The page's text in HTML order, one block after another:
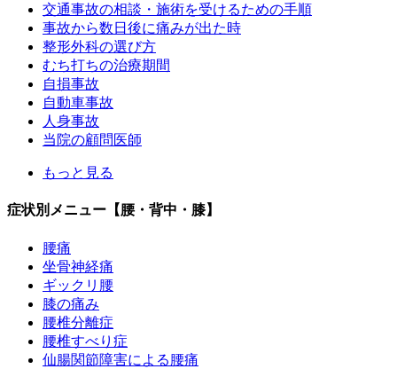
交通事故の相談・施術を受けるための手順
事故から数日後に痛みが出た時
整形外科の選び方
むち打ちの治療期間
自損事故
自動車事故
人身事故
当院の顧問医師
もっと見る
症状別メニュー【腰・背中・膝】
腰痛
坐骨神経痛
ギックリ腰
膝の痛み
腰椎分離症
腰椎すべり症
仙腸関節障害による腰痛